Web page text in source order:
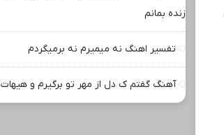
زنده بمانم
تفسیر اهنگ نه میمیرم نه برمیگردم
آهنگ گفتم ک دل از مهر تو برگیرم و هیهات